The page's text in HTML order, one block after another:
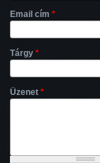
Email cím *
Tárgy *
Üzenet *